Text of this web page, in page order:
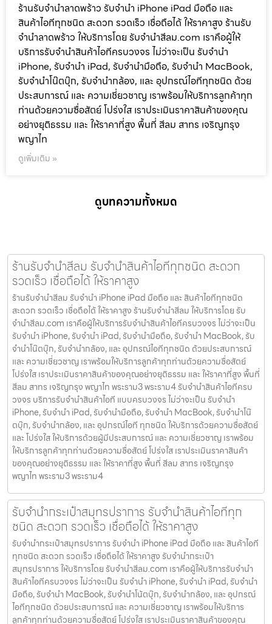
ร้านรับจำนำลาดพร้าว รับจำนำ iPhone iPad มือถือ และ
สินค้าไอทีทุกชนิด สะดวก รวดเร็ว เชื่อถือได้ ให้ราคาสูง ร้านรับ
จำนำลาดพร้าว ให้บริการโดย รับจํานําสีลม.com เราคือผู้ให้
บริการรับจำนำสินค้าไอทีครบวงจร ไม่ว่าจะเป็น รับจำนำ
iPhone, รับจำนำ iPad, รับจำนำมือถือ, รับจำนำ MacBook,
รับจำนำโน๊ตบุ๊ก, รับจำนำกล้อง, และ อุปกรณ์ไอทีทุกชนิด ด้วย
ประสบการณ์ และ ความเชี่ยวชาญ เราพร้อมให้บริการลูกค้าทุก
ท่านด้วยความซื่อสัตย์ โปร่งใส เราประเมินราคาสินค้าของคุณ
อย่างยุติธรรม และ ให้ราคาที่สูง พื้นที่ สีลม สาทร เจริญกรุง
พญาไท
ดูเพิ่มเติม »
ดูบทความทั้งหมด
ร้านรับจำนำสีลม รับจำนำสินค้าไอทีทุกชนิด สะดวก
รวดเร็ว เชื่อถือได้ ให้ราคาสูง
ร้านรับจำนำสีลม รับจำนำ iPhone iPad มือถือ และ สินค้าไอทีทุกชนิด
สะดวก รวดเร็ว เชื่อถือได้ ให้ราคาสูง ร้านรับจำนำสีลม ให้บริการโดย รับ
จํานําสีลม.com เราคือผู้ให้บริการรับจำนำสินค้าไอทีครบวงจร ไม่ว่าจะเป็น
รับจำนำ iPhone, รับจำนำ iPad, รับจำนำมือถือ, รับจำนำ MacBook, รับ
จำนำโน๊ตบุ๊ก, รับจำนำกล้อง, และ อุปกรณ์ไอทีทุกชนิด ด้วยประสบการณ์
และ ความเชี่ยวชาญ เราพร้อมให้บริการลูกค้าทุกท่านด้วยความซื่อสัตย์
โปร่งใส เราประเมินราคาสินค้าของคุณอย่างยุติธรรม และ ให้ราคาที่สูง พื้นที่
สีลม สาทร เจริญกรุง พญาไท พระราม3 พระราม4 รับจำนำสินค้าไอทีครบ
วงจร บริการรับจำนำสินค้าไอที แบบครบวงจร ไม่ว่าจะเป็น รับจำนำ
iPhone, รับจำนำ iPad, รับจำนำมือถือ, รับจำนำ MacBook, รับจำนำโน๊
ตบุ๊ก, รับจำนำกล้อง, และ อุปกรณ์ไอที ทุกชนิด ให้บริการด้วยความซื่อสัตย์
และ โปร่งใส ให้บริการด้วยผู้มีประสบการณ์ และ ความเชี่ยวชาญ เราพร้อม
ให้บริการลูกค้าทุกท่านด้วยความซื่อสัตย์ โปร่งใส เราประเมินราคาสินค้า
ของคุณอย่างยุติธรรม และ ให้ราคาที่สูง พื้นที่ สีลม สาทร เจริญกรุง
พญาไท พระราม3 พระราม4
รับจำนำกระเป๋าสมุทรปราการ รับจำนำสินค้าไอทีทุก
ชนิด สะดวก รวดเร็ว เชื่อถือได้ ให้ราคาสูง
รับจำนำกระเป๋าสมุทรปราการ รับจำนำ iPhone iPad มือถือ และ สินค้าไอที
ทุกชนิด สะดวก รวดเร็ว เชื่อถือได้ ให้ราคาสูง รับจำนำกระเป๋า
สมุทรปราการ ให้บริการโดย รับจํานําสีลม.com เราคือผู้ให้บริการรับจำนำ
สินค้าไอทีครบวงจร ไม่ว่าจะเป็น รับจำนำ iPhone, รับจำนำ iPad, รับจำนำ
มือถือ, รับจำนำ MacBook, รับจำนำโน้ตบุ๊ก, รับจำนำกล้อง, และ อุปกรณ์
ไอทีทุกชนิด ด้วยประสบการณ์ และ ความเชี่ยวชาญ เราพร้อมให้บริการ
ลูกค้าทุกท่านด้วยความซื่อสัตย์ โปร่งใส เราประเมินราคาสินค้าของคุณ